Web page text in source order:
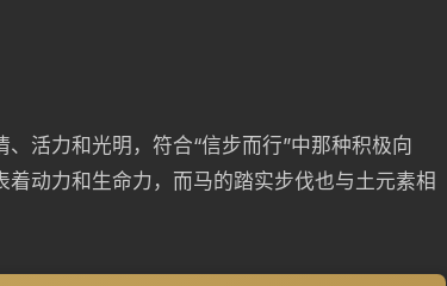
活力和光明，符合“信步而行”中那种积极向
动力和生命力，而马的踏实步伐也与土元素相